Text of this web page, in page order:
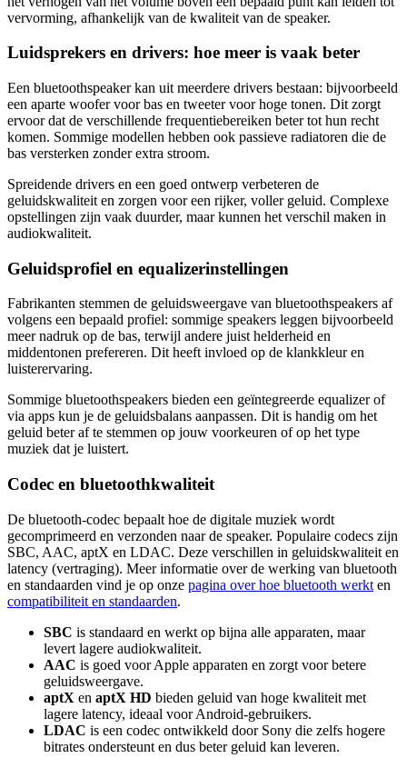
vervorming, afhankelijk van de kwaliteit van de speaker.
Luidsprekers en drivers: hoe meer is vaak beter
Een bluetoothspeaker kan uit meerdere drivers bestaan: bijvoorbeeld
een aparte woofer voor bas en tweeter voor hoge tonen. Dit zorgt
ervoor dat de verschillende frequentiebereiken beter tot hun recht
komen. Sommige modellen hebben ook passieve radiatoren die de
bas versterken zonder extra stroom.
Spreidende drivers en een goed ontwerp verbeteren de
geluidskwaliteit en zorgen voor een rijker, voller geluid. Complexe
opstellingen zijn vaak duurder, maar kunnen het verschil maken in
audiokwaliteit.
Geluidsprofiel en equalizerinstellingen
Fabrikanten stemmen de geluidsweergave van bluetoothspeakers af
volgens een bepaald profiel: sommige speakers leggen bijvoorbeeld
meer nadruk op de bas, terwijl andere juist helderheid en
middentonen prefereren. Dit heeft invloed op de klankkleur en
luisterervaring.
Sommige bluetoothspeakers bieden een geïntegreerde equalizer of
via apps kun je de geluidsbalans aanpassen. Dit is handig om het
geluid beter af te stemmen op jouw voorkeuren of op het type
muziek dat je luistert.
Codec en bluetoothkwaliteit
De bluetooth-codec bepaalt hoe de digitale muziek wordt
gecomprimeerd en verzonden naar de speaker. Populaire codecs zijn
SBC, AAC, aptX en LDAC. Deze verschillen in geluidskwaliteit en
latency (vertraging). Meer informatie over de werking van bluetooth
en standaarden vind je op onze pagina over hoe bluetooth werkt en
compatibiliteit en standaarden.
SBC is standaard en werkt op bijna alle apparaten, maar
levert lagere audiokwaliteit.
AAC is goed voor Apple apparaten en zorgt voor betere
geluidsweergave.
aptX en aptX HD bieden geluid van hoge kwaliteit met
lagere latency, ideaal voor Android-gebruikers.
LDAC is een codec ontwikkeld door Sony die zelfs hogere
bitrates ondersteunt en dus beter geluid kan leveren.